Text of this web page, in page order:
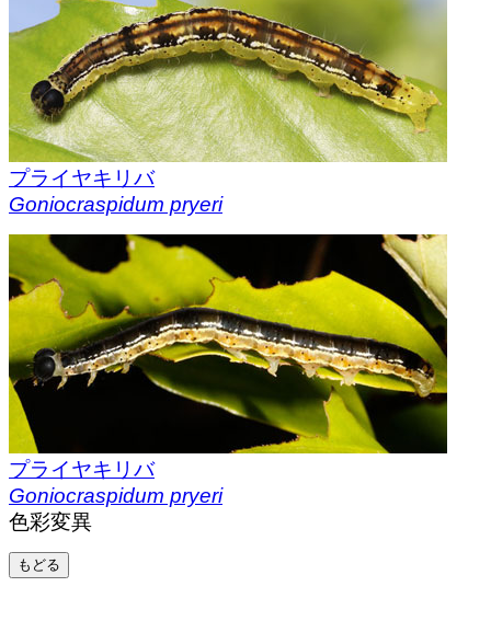
プライヤキリバ
Goniocraspidum pryeri
プライヤキリバ
Goniocraspidum pryeri
色彩変異